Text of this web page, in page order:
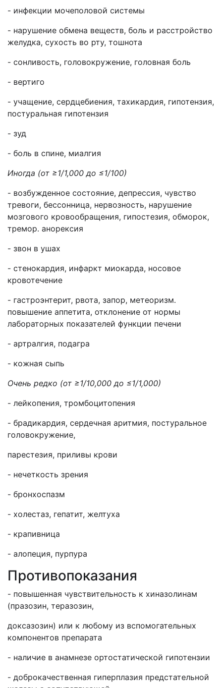
- инфекции мочеполовой системы
- нарушение обмена веществ, боль и расстройство
желудка, сухость во рту, тошнота
- сонливость, головокружение, головная боль
- вертиго
- учащение, сердцебиения, тахикардия, гипотензия,
постуральная гипотензия
- зуд
- боль в спине, миалгия
Иногда (от ≥1/1,000 до ≤1/100)
- возбужденное состояние, депрессия, чувство
тревоги, бессонница, нервозность, нарушение
мозгового кровообращения, гипостезия, обморок,
тремор. анорексия
- звон в ушах
- стенокардия, инфаркт миокарда, носовое
кровотечение
- гастроэнтерит, рвота, запор, метеоризм.
повышение аппетита, отклонение от нормы
лабораторных показателей функции печени
- артралгия, подагра
- кожная сыпь
Очень редко (от ≥1/10,000 до ≤1/1,000)
- лейкопения, тромбоцитопения
- брадикардия, сердечная аритмия, постуральное
головокружение,
парестезия, приливы крови
- нечеткость зрения
- бронхоспазм
- холестаз, гепатит, желтуха
- крапивница
- алопеция, пурпура
Противопоказания
- повышенная чувствительность к хиназолинам
(празозин, теразозин,
доксазозин) или к любому из вспомогательных
компонентов препарата
- наличие в анамнезе ортостатической гипотензии
- доброкачественная гиперплазия предстательной